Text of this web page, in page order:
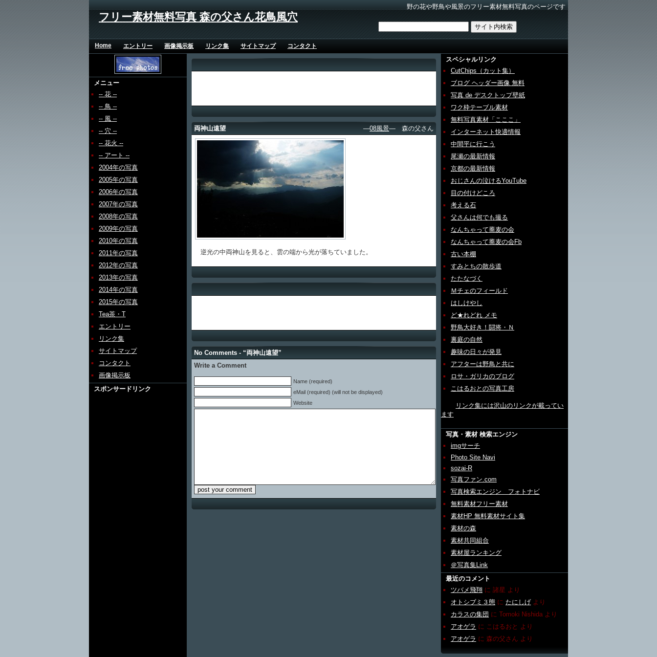
野の花や野鳥や風景のフリー素材無料写真のページです
フリー素材無料写真 森の父さん花鳥風穴
Home エントリー 画像掲示板 リンク集 サイトマップ コンタクト
メニュー
-- 花 --
-- 鳥 --
-- 風 --
-- 穴 --
-- 花火 --
-- アート --
2004年の写真
2005年の写真
2006年の写真
2007年の写真
2008年の写真
2009年の写真
2010年の写真
2011年の写真
2012年の写真
2013年の写真
2014年の写真
2015年の写真
Tea茶・T
エントリー
リンク集
サイトマップ
コンタクト
画像掲示板
スポンサードリンク
両神山遠望 ―08風景― 森の父さん
逆光の中両神山を見ると、雲の端から光が落ちていました。
No Comments - “両神山遠望”
Write a Comment
Name (required)
eMail (required) (will not be displayed)
Website
スペシャルリンク
CutChips（カット集）
ブログ ヘッダー画像 無料
写真 de デスクトップ壁紙
ワク枠テーブル素材
無料写真素材「こここ」
インターネット快適情報
中間平に行こう
尾瀬の最新情報
京都の最新情報
おじさんの泣けるYouTube
目の付けどころ
考える石
父さんは何でも撮る
なんちゃって蕎麦の会
なんちゃって蕎麦の会Fb
古い本棚
すみとちの散歩道
たたなづく
Ｍチェのフィールド
はしけやし
ど★れどれ メモ
野鳥大好き！闘将・Ｎ
裏庭の自然
趣味の日々が発見
アフターは野鳥と共に
ロサ・ガリカのブログ
こはるおとの写真工房
リンク集には沢山のリンクが載ってい
ます
写真・素材 検索エンジン
imgサーチ
Photo Site Navi
sozai-R
写真ファン.com
写真検索エンジン フォトナビ
無料素材フリー素材
素材HP 無料素材サイト集
素材の森
素材共同組合
素材屋ランキング
＠写真集Link
最近のコメント
ツバメ飛翔 に 諸星 より
オトシブミ３態 に たにしげ より
カラスの集団 に Tomoki Nishida より
アオゲラ に こはるおと より
アオゲラ に 森の父さん より